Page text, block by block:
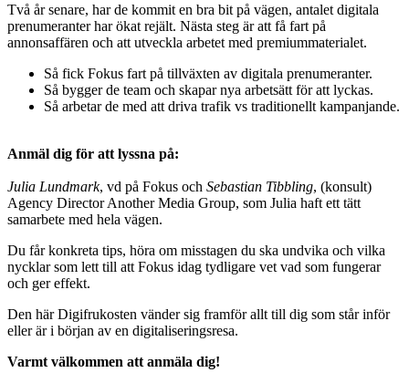
Två år senare, har de kommit en bra bit på vägen, antalet digitala
prenumeranter har ökat rejält. Nästa steg är att få fart på
annonsaffären och att utveckla arbetet med premiummaterialet.
Så fick Fokus fart på tillväxten av digitala prenumeranter.
Så bygger de team och skapar nya arbetsätt för att lyckas.
Så arbetar de med att driva trafik vs traditionellt kampanjande.
Anmäl dig för att lyssna på:
Julia Lundmark, vd på Fokus och Sebastian Tibbling, (konsult)
Agency Director Another Media Group, som Julia haft ett tätt
samarbete med hela vägen.
Du får konkreta tips, höra om misstagen du ska undvika och vilka
nycklar som lett till att Fokus idag tydligare vet vad som fungerar
och ger effekt.
Den här Digifrukosten vänder sig framför allt till dig som står inför
eller är i början av en digitaliseringsresa.
Varmt välkommen att anmäla dig!